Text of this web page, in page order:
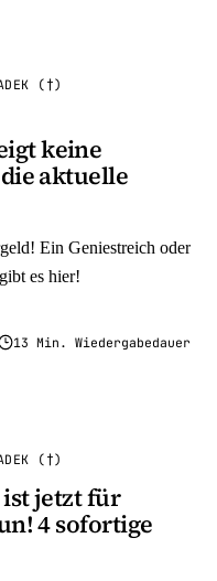
(†)
keine
aktuelle
Ein Geniestreich oder
es hier!
13 Min. Wiedergabedauer
(†)
ist jetzt für
4 sofortige